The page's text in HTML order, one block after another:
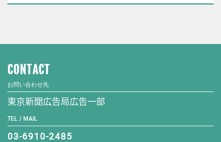
CONTACT
お問い合わせ先
東京新聞広告局広告一部
TEL / MAIL
03-6910-2485